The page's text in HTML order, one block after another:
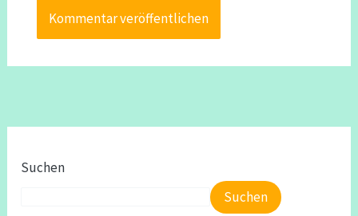
Suchen
Suchen